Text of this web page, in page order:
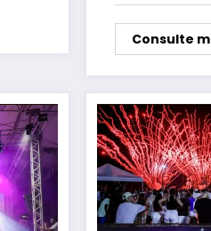
Consulte